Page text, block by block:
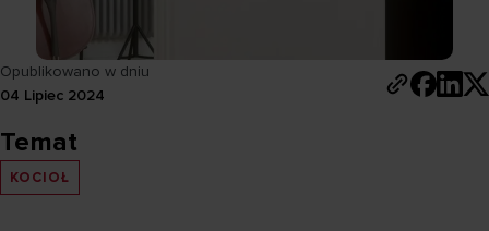
Opublikowano w dniu
04 Lipiec 2024
Temat
KOCIOŁ